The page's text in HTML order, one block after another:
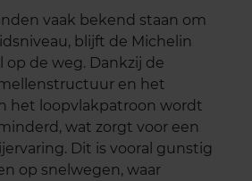
vaak bekend staan om
blijft de Michelin
op de weg. Dankzij de
en het
het loopvlakpatroon wordt
wat zorgt voor een
Dit is vooral gunstig
op snelwegen, waar